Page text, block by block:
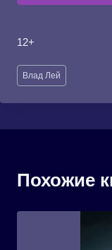
12+
Метки
записи:
Влад Лей
Похожие